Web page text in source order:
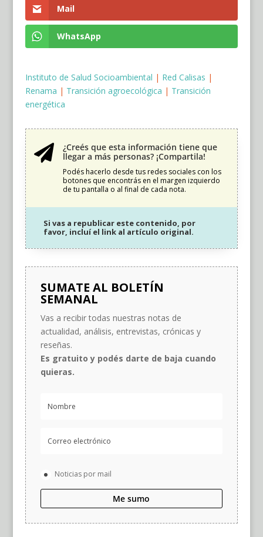
Mail
WhatsApp
Instituto de Salud Socioambiental | Red Calisas |
Renama | Transición agroecológica | Transición
energética

¿Creés que esta información tiene que
llegar a más personas? ¡Compartila!
Podés hacerlo desde tus redes sociales con los
botones que encontrás en el margen izquierdo
de tu pantalla o al final de cada nota.
Si vas a republicar este contenido, por
favor, incluí el link al artículo original.
SUMATE AL BOLETÍN
SEMANAL
Vas a recibir todas nuestras notas de
actualidad, análisis, entrevistas, crónicas y
reseñas.
Es gratuito y podés darte de baja cuando
quieras.
Noticias por mail
Me sumo